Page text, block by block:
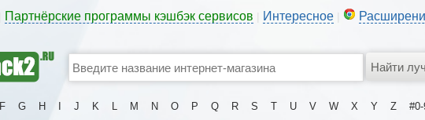
Партнёрские программы кэшбэк сервисов Интересное
F G H J K L M N O P Q R S T U V W X Y Z